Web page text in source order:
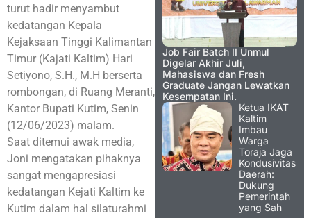
turut hadir menyambut
kedatangan Kepala
Kejaksaan Tinggi Kalimantan
Timur (Kajati Kaltim) Hari
Setiyono, S.H., M.H berserta
rombongan, di Ruang Meranti,
Kantor Bupati Kutim, Senin
(12/06/2023) malam.
Saat ditemui awak media,
Joni mengatakan pihaknya
sangat mengapresiasi
kedatangan Kejati Kaltim ke
Kutim dalam hal silaturahmi
Job Fair Batch II Unmul
Digelar Akhir Juli,
Mahasiswa dan Fresh
Graduate Jangan Lewatkan
Kesempatan Ini.
Ketua IKAT
Kaltim
Imbau
Warga
Toraja Jaga
Kondusivitas
Daerah:
Dukung
Pemerintah
yang Sah